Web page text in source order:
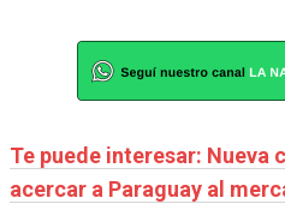
Te puede interesar: Nueva
acercar a Paraguay al